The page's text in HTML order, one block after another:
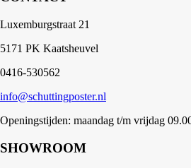
Luxemburgstraat 21
5171 PK Kaatsheuvel
0416-530562
info@schuttingposter.nl
Openingstijden: maandag t/m vrijdag
SHOWROOM